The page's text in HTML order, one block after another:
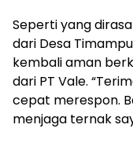
Seperti yang
dari Desa
kembali aman
dari PT Vale.
cepat merespon.
menjaga ternak